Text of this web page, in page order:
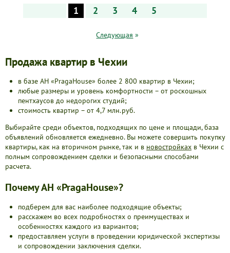
Продажа квартир в Чехии
в базе АН «PragaHouse» более 2 800 квартир в Чехии;
любые размеры и уровень комфортности – от роскошных
пентхаусов до недорогих студий;
стоимость квартир – от 4,7 млн.руб.
Выбирайте среди объектов, подходящих по цене и площади, база
объявлений обновляется ежедневно. Вы можете совершить покупку
квартиры, как на вторичном рынке, так и в новостройках в Чехии с
полным сопровождением сделки и безопасными способами
расчета.
Почему АН «PragaHouse»?
подберем для вас наиболее подходящие объекты;
расскажем во всех подробностях о преимуществах и
особенностях каждого из вариантов;
предоставляем услуги в проведении юридической экспертизы
и сопровождении заключения сделки.
1 2 3 4 5
Следующая »